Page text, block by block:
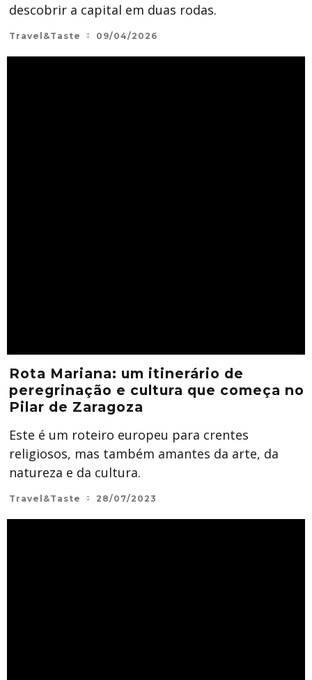
descobrir a capital em duas rodas.
Travel&Taste 09/04/2026
Rota Mariana: um itinerário de
peregrinação e cultura que começa no
Pilar de Zaragoza
Este é um roteiro europeu para crentes
religiosos, mas também amantes da arte, da
natureza e da cultura.
Travel&Taste 28/07/2023